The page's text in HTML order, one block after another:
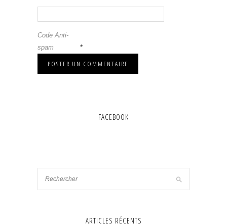
Code Anti-
spam
*
FACEBOOK
ARTICLES RÉCENTS